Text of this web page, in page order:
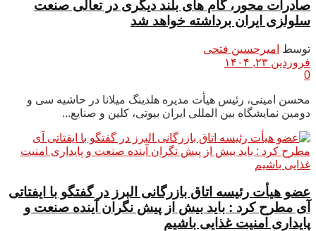
صادرات محور، گام های بلند دیگری در تعالی صنعت
سلولزی ایران برداشته خواهد شد
توسط امیرحسین فتحی
فروردین ۲۳, ۱۴۰۴
0
محسن امینی، رئیس هیأت مدیره هلدینگ میلانا در حاشیه سی و
دومین نمایشگاه بین المللی ایران بیوتی، کلین و صنایع...
عضو هیأت رئیسه اتاق بازرگانی البرز در گفتگو با ایفتاتی
آی مطرح کرد : باید بیش از پیش نگران آینده صنعت و
پایداری امنیت غذایی باشیم